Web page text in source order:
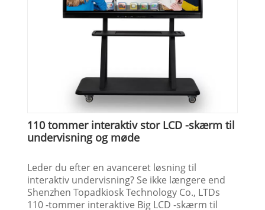
110 tommer interaktiv stor LCD -skærm til
undervisning og møde
Leder du efter en avanceret løsning til
interaktiv undervisning? Se ikke længere end
Shenzhen Topadkiosk Technology Co., LTDs
110 -tommer interaktive Big LCD -skærm til